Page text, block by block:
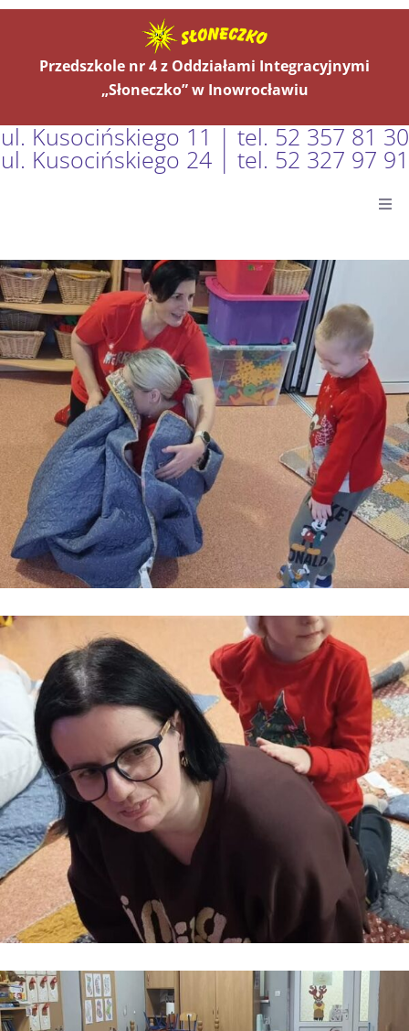
Przedszkole nr 4 z Oddziałami Integracyjnymi
„Słoneczko” w Inowrocławiu
ul. Kusocińskiego 11 | tel. 52 357 81 30
ul. Kusocińskiego 24 | tel. 52 327 97 91
Aktualności
O Nas
Grupy
Kontakt